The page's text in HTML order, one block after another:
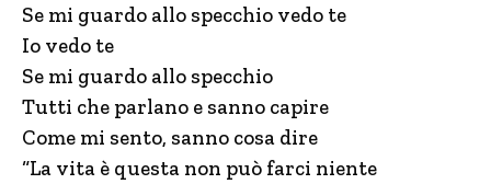
Se mi guardo allo specchio vedo te
Io vedo te
Se mi guardo allo specchio
Tutti che parlano e sanno capire
Come mi sento, sanno cosa dire
“La vita è questa non può farci niente